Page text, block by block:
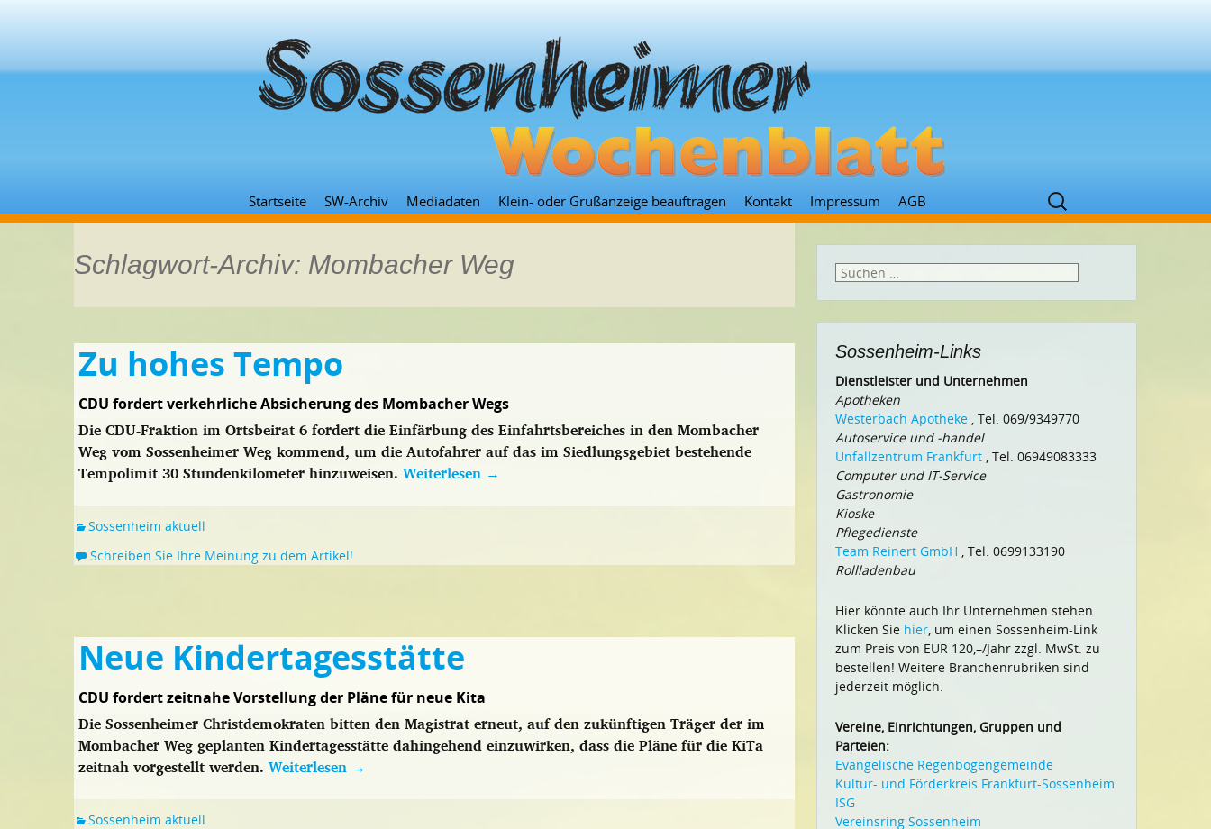
Zum
Inhalt
Startseite SW-Archiv Mediadaten Klein- oder Grußanzeige beauftragen Kontakt Impressum AGB
Suchen
nach:
Schlagwort-Archiv: Mombacher Weg
Zu hohes Tempo
CDU fordert verkehrliche Absicherung des Mombacher Wegs
Die CDU-Fraktion im Ortsbeirat 6 fordert die Einfärbung des Einfahrtsbereiches in den Mombacher
Weg vom Sossenheimer Weg kommend, um die Autofahrer auf das im Siedlungsgebiet bestehende
Tempolimit 30 Stundenkilometer hinzuweisen. Weiterlesen →
Sossenheim aktuell
Schreiben Sie Ihre Meinung zu dem Artikel!
Neue Kindertagesstätte
CDU fordert zeitnahe Vorstellung der Pläne für neue Kita
Die Sossenheimer Christdemokraten bitten den Magistrat erneut, auf den zukünftigen Träger der im
Mombacher Weg geplanten Kindertagesstätte dahingehend einzuwirken, dass die Pläne für die KiTa
zeitnah vorgestellt werden. Weiterlesen →
Sossenheim aktuell
Suchen
Sossenheim-Links
Dienstleister und Unternehmen
Apotheken
Westerbach Apotheke , Tel. 069/9349770
Autoservice und -handel
Unfallzentrum Frankfurt , Tel. 06949083333
Computer und IT-Service
Gastronomie
Kioske
Pflegedienste
Team Reinert GmbH , Tel. 0699133190
Rollladenbau
Hier könnte auch Ihr Unternehmen stehen.
Klicken Sie hier, um einen Sossenheim-Link
zum Preis von EUR 120,–/Jahr zzgl. MwSt. zu
bestellen! Weitere Branchenrubriken sind
jederzeit möglich.
Vereine, Einrichtungen, Gruppen und
Parteien:
Evangelische Regenbogengemeinde
Kultur- und Förderkreis Frankfurt-Sossenheim
ISG
Vereinsring Sossenheim